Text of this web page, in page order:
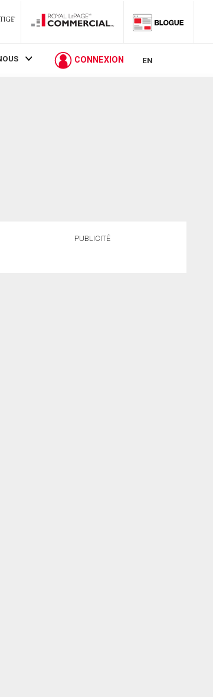
CONNEXION EN
PUBLICITÉ